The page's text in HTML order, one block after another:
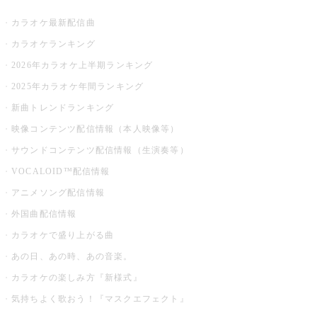
カラオケ最新配信曲
カラオケランキング
2026年カラオケ上半期ランキング
2025年カラオケ年間ランキング
新曲トレンドランキング
映像コンテンツ配信情報（本人映像等）
サウンドコンテンツ配信情報（生演奏等）
VOCALOID™配信情報
アニメソング配信情報
外国曲配信情報
カラオケで盛り上がる曲
あの日、あの時、あの音楽。
カラオケの楽しみ方『新様式』
気持ちよく歌おう！『マスクエフェクト』